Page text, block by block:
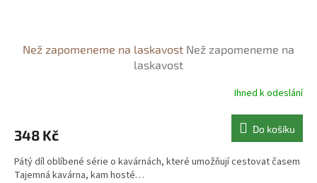
Než zapomeneme na laskavost Než zapomeneme na
laskavost
Ihned k odeslání
348 Kč Do košíku
Pátý díl oblíbené série o kavárnách, které umožňují cestovat časem
Tajemná kavárna, kam hosté…